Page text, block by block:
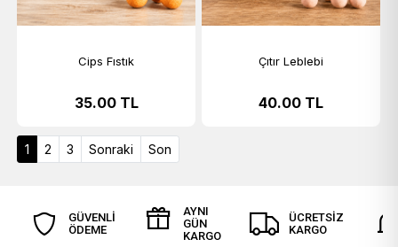
Cips Fıstık
35.00TL
Çıtır Leblebi
40.00 TL
1(current)
2 3 Sonraki Son
GÜVENLİ
ÖDEME
AYNI
GÜN
KARGO
ÜCRETSİZ
KARGO